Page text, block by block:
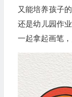
又能培养孩子
还是幼儿园作
一起拿起画笔